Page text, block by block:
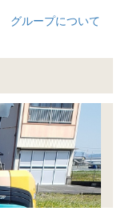
グループについて